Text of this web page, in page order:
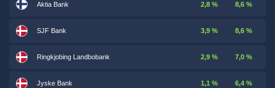
Aktia Bank 2,8 % 8,6 %
SJF Bank 3,9 % 8,6 %
Ringkjobing Landbobank 2,9 % 7,0 %
Jyske Bank 1,1 % 6,4 %